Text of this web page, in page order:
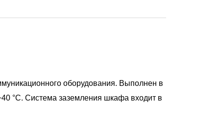
оборудования. Выполнен в
°С. Система заземления шкафа входит в